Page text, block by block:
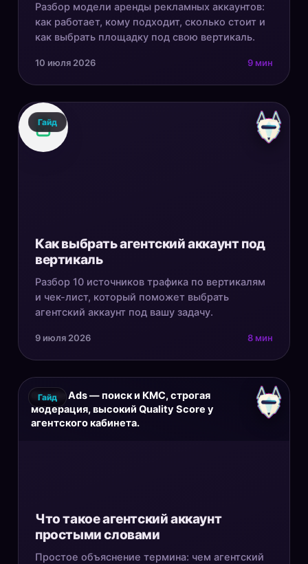
Разбор модели аренды рекламных аккаунтов:
как работает, кому подходит, сколько стоит и
как выбрать площадку под свою вертикаль.
10 июля 2026 9 мин
Гайд
Как выбрать агентский аккаунт под
вертикаль
Разбор 10 источников трафика по вертикалям
и чек-лист, который поможет выбрать
агентский аккаунт под вашу задачу.
9 июля 2026 8 мин
Google Ads — поиск и КМС, строгая
модерация, высокий Quality Score у
агентского кабинета.
Гайд
Что такое агентский аккаунт
простыми словами
Простое объяснение термина: чем агентский